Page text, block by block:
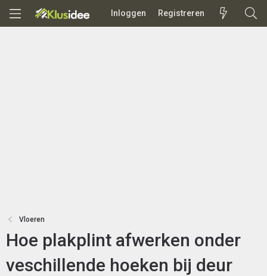
Inloggen Registreren
Vloeren
Hoe plakplint afwerken onder
veschillende hoeken bij deur